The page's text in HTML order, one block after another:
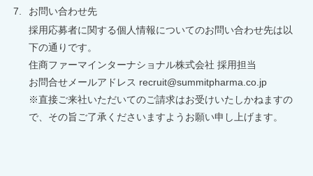
7.
お問い合わせ先
採用応募者に関する個人情報についてのお問い合わせ先は以
下の通りです。
住商ファーマインターナショナル株式会社 採用担当
お問合せメールアドレス recruit@summitpharma.co.jp
※直接ご来社いただいてのご請求はお受けいたしかねますの
で、その旨ご了承くださいますようお願い申し上げます。